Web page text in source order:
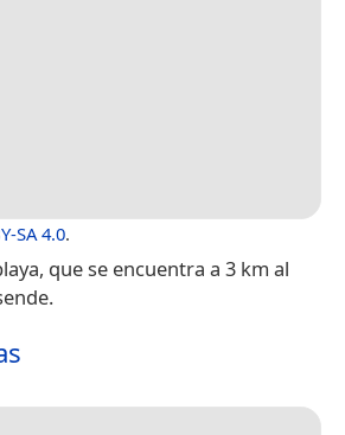
SA 4.0.
que se encuentra a 3 km al